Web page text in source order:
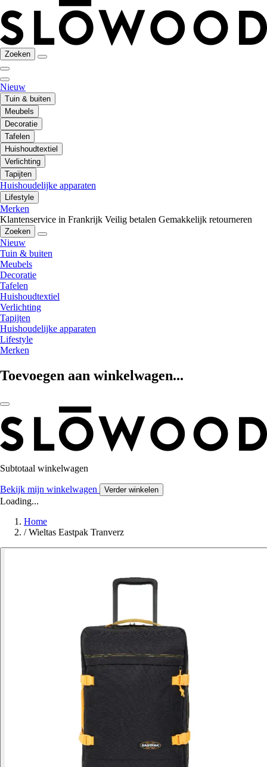
Zoeken
Nieuw
Tuin & buiten
Meubels
Decoratie
Tafelen
Huishoudtextiel
Verlichting
Tapijten
Huishoudelijke apparaten
Lifestyle
Merken
Klantenservice in Frankrijk Veilig betalen Gemakkelijk retourneren
Zoeken
Nieuw
Tuin & buiten
Meubels
Decoratie
Tafelen
Huishoudtextiel
Verlichting
Tapijten
Huishoudelijke apparaten
Lifestyle
Merken
Toevoegen aan winkelwagen...
Subtotaal winkelwagen
Bekijk mijn winkelwagen Verder winkelen
Loading...
Home
/ Wieltas Eastpak Tranverz